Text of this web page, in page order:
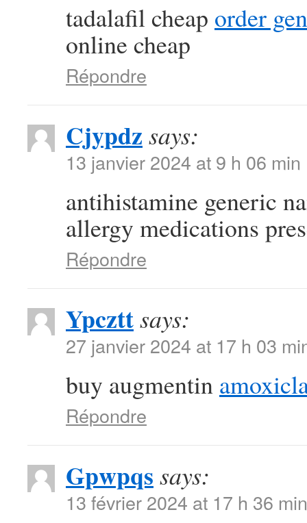
tadalafil cheap order
online cheap
Répondre
Cjypdz says:
13 janvier 2024 at 9 h 06 min
antihistamine generic
allergy medications
Répondre
Ypczttsays:
27 janvier 2024 at 17 h 03
buy augmentin
Répondre
Gpwpqs says:
13 février 2024 at 17 h 36 min